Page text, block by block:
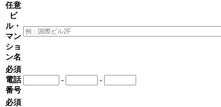
任意
ビ
ル・
マン
ショ
ン名
必須
電話
番号
- -
必須